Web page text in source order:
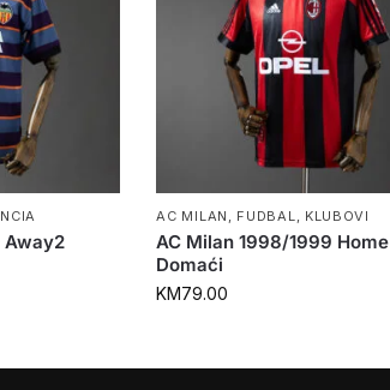
AC MILAN , FUDBAL, KLUBOVI
AC Milan 1998/1999 Home
Domaći
KM79.00